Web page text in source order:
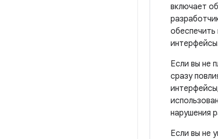
включает
обеспечить
Если вы не
сразу
нарушения
Если вы не